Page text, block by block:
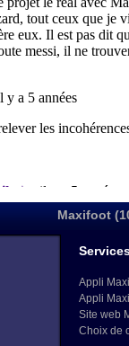
Maxifoot
Appli
Appli
Site web
Choix de